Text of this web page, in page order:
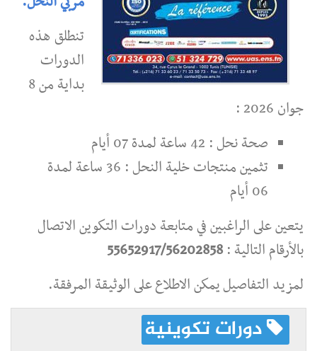
تنطلق هذه
الدورات
بداية من 8
جوان 2026 :
صحة نحل : 42 ساعة لمدة 07 أيام
تثمين منتجات خلية النحل : 36 ساعة لمدة
06 أيام
يتعين على الراغبين في متابعة دورات التكوين الاتصال
بالأرقام التالية : 55652917/56202858
لمزيد التفاصيل يمكن الاطلاع على الوثيقة المرفقة.
دورات تكوينية